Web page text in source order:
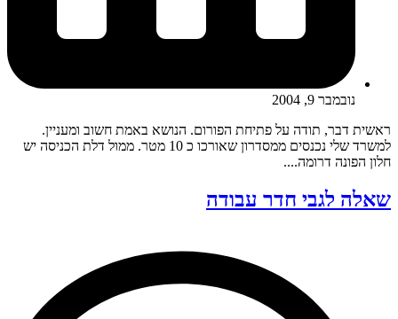
נובמבר 9, 2004
ראשית דבר, תודה על פתיחת הפורום. הנושא באמת חשוב ומעניין.
למשרד שלי נכנסים ממסדרון שאורכו כ 10 מטר. ממול דלת הכניסה יש
חלון הפונה דרומה....
שאלה לגבי חדר עבודה